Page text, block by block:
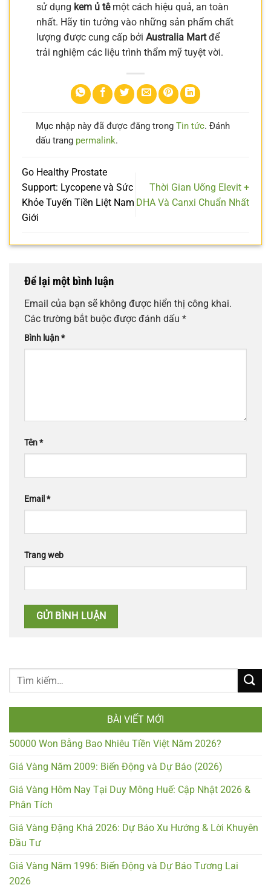
sử dụng kem ủ têmột cách hiệu quả, an toàn
nhất. Hãy tin tưởng vào những sản phẩm chất
lượng được cung cấp bởi Australia Martđể
trải nghiệm các liệu trình thẩm mỹ tuyệt vời.
Mục nhập này đã được đăng trong Tin tức. Đánh
dấu trang permalink.
Go Healthy Prostate
Support: Lycopene và Sức
Khỏe Tuyến Tiền Liệt Nam
Giới
Thời Gian Uống Elevit +
DHA Và Canxi Chuẩn Nhất
Để lại một bình luận
Email của bạn sẽ không được hiển thị công khai.
Các trường bắt buộc được đánh dấu *
Bình luận*
Tên*
Email *
Trang web
BÀI VIẾT MỚI
50000 Won Bằng Bao Nhiêu Tiền Việt Năm 2026?
Giá Vàng Năm 2009: Biến Động và Dự Báo (2026)
Giá Vàng Hôm Nay Tại Duy Mông Huế: Cập Nhật 2026 &
Phân Tích
Giá Vàng Đặng Khá 2026: Dự Báo Xu Hướng & Lời Khuyên
Đầu Tư
Giá Vàng Năm 1996: Biến Động và Dự Báo Tương Lai
2026